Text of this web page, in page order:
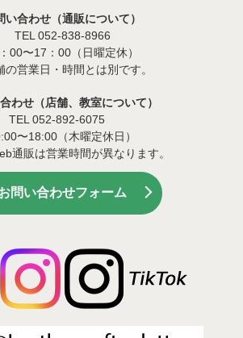
い合わせ（通販について）
TEL 052-838-8966
00〜17：00（日曜定休）
営業日・時間とは別です。
わせ（店舗、教室について）
TEL 052-892-6075
〜18:00（木曜定休日）
通販は営業時間が異なります。
問い合わせフォーム